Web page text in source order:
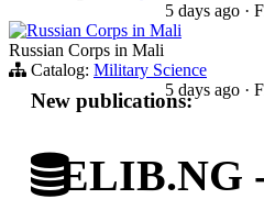
5 days ago ·
Russian Corps in Mali
Russian Corps in Mali
Catalog: Military Science
5 days ago ·
New publications:
ELIB.NG